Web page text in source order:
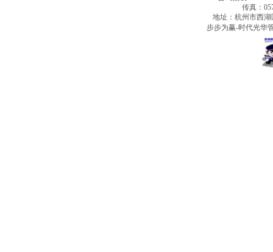
传真：
地址：杭州市西
步步为赢-时代光华